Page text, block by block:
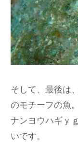
そして、最後は
のモチーフの魚。
ナンヨウハギｙ
いです。